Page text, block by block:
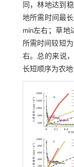
同，林地达到
地所需时间最
min左右；草地
所需时间较短
右。总的来说
长短顺序为农地